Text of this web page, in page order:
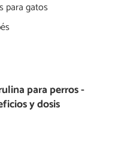
para gatos
para perros -
y dosis